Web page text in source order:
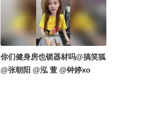
你们健身房也锁器材吗@搞笑狐
@张朝阳 @泓 萱 @钟婷xo